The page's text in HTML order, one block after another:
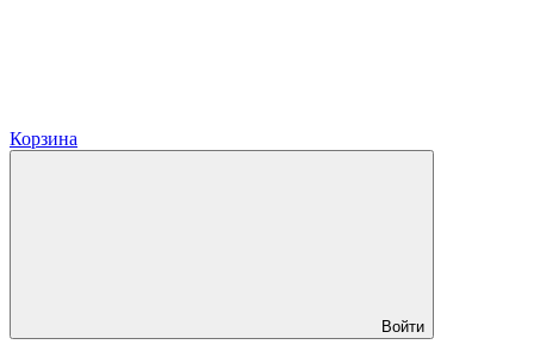
Корзина
Войти